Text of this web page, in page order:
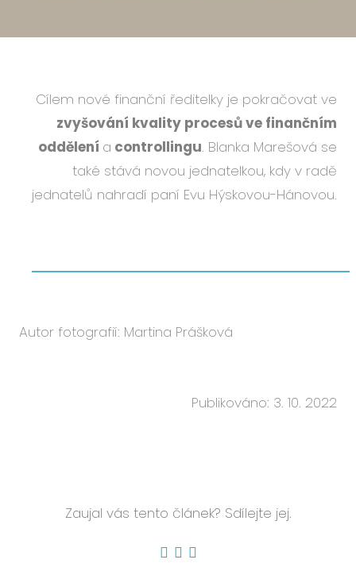
Cílem nové finanční ředitelky je pokračovat ve
zvyšování kvality procesů ve finančním
oddělení a controllingu. Blanka Marešová se
také stává novou jednatelkou, kdy v radě
jednatelů nahradí paní Evu Hýskovou-Hánovou.
Autor fotografií: Martina Prášková
Publikováno: 3. 10. 2022
Zaujal vás tento článek? Sdílejte jej.